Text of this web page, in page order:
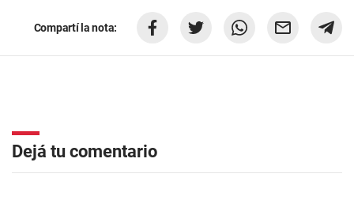
Compartí la nota:
Dejá tu comentario